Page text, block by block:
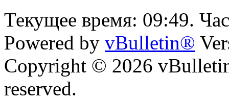
Текущее время: 09:49.
Powered by vBulletin®
Copyright © 2026
reserved.